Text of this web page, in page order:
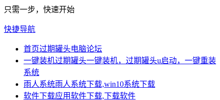
只需一步，快速开始
快捷导航
首页过期罐头电脑论坛
一键装机过期罐头一键装机，过期罐头u启动，一键重装
系统
雨人系统雨人系统下载,win10系统下载
软件下载应用软件下载,下载软件